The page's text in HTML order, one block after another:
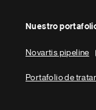
Nuestro
Novartis pipeline
Portafolio de